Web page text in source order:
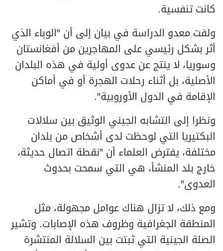
كانت تنفسية.
ولفت معدو الدراسة في بيان إلى أن "الوباء الذي
أثر بشكل رئيسي على المهاجرين من أفغانستان
وسوريا، لا ينتج عن عدوى أولية في هذه البلدان
الأصلية، بل أثناء رحلات الهجرة أو في أماكن
الإقامة في الدول الأوروبية".
ونظرا إلى التشابه الجيني الوثيق بين سلالات
البكتيريا التي لوحظت لدى أشخاص من بلدان
مختلفة، يفترض العلماء أن "نقطة اتصال حديثة،
خارج بلد المنشأ، هي التي سمحت بحدوث
العدوى".
ومع ذلك، لا تزال هناك عوامل مجهولة، مثل
المنطقة الجغرافية وظروف هذه الإصابات. وتشير
الصلة الجينية التي ثبتت بين السلالة المنتشرة